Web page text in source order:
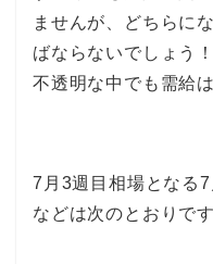
ませんが、どちらに
ばならないでしょう
不透明な中でも需給
7月3週目相場となる
などは次のとおりです